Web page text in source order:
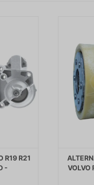
R19 R21
-
VOLVO